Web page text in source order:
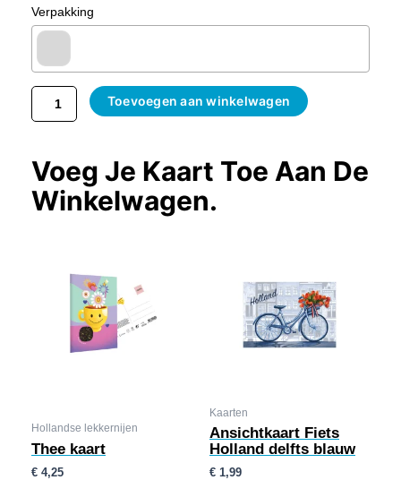
Verpakking
Toevoegen aan winkelwagen
Voeg Je Kaart Toe Aan De
Winkelwagen.
Hollandse lekkernijen
Thee kaart
€ 4,25
Kaarten
Ansichtkaart Fiets
Holland delfts blauw
€ 1,99